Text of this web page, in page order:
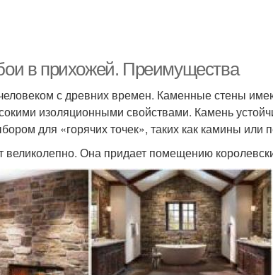
в прихожей. Преимущества
с древних времен. Каменные стены
изоляционными свойствами. Камень
для «горячих точек», таких как камины или
великолепно. Она придает помещению